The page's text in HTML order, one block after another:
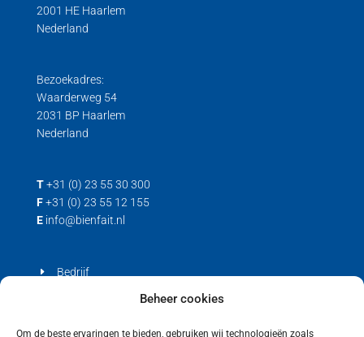
Beheer cookies
Om de beste ervaringen te bieden, gebruiken wij technologieën zoals
2001 HE Haarlem
Nederland
Bezoekadres:
Waarderweg 54
2031 BP Haarlem
Nederland
T +31 (0) 23 55 30 300
F +31 (0) 23 55 12 155
E info@bienfait.nl
Bedrijf